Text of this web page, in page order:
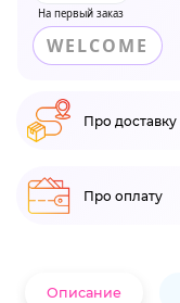
На первый заказ
WELCOME
Про доставку
Про оплату
Описание